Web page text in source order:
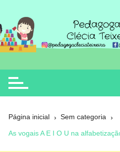
o
conteúdo
Clécia Teixeira
educação
Página inicial Sem categoria
As vogais A E I O U na